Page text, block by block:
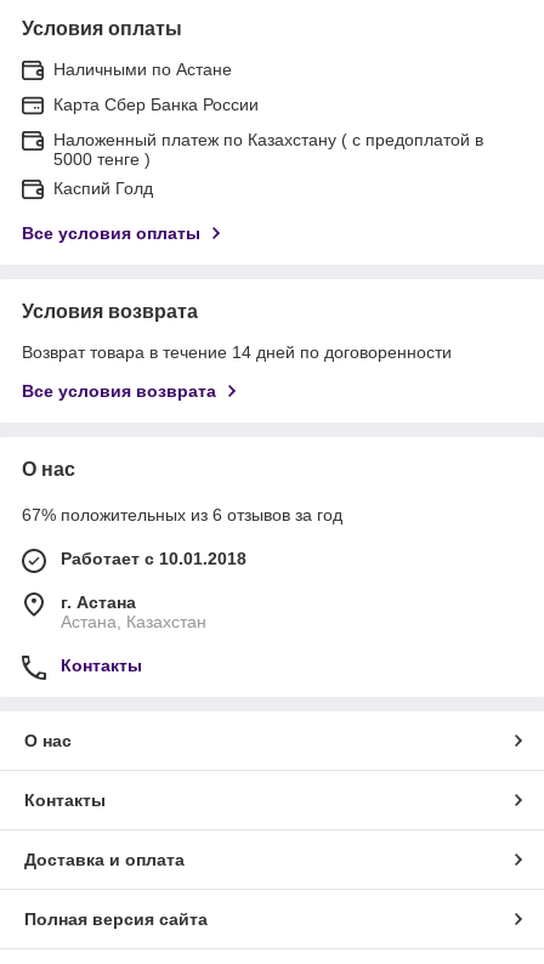
Условия оплаты
Наличными по Астане
Карта Сбер Банка России
Наложенный платеж по Казахстану ( с предоплатой в
5000 тенге )
Каспий Голд
Все условия оплаты
Условия возврата
Возврат товара в течение 14 дней по договоренности
Все условия возврата
О нас
67% положительных из 6 отзывов за год
Работает с 10.01.2018
г. Астана
Астана, Казахстан
Контакты
О нас
Контакты
Доставка и оплата
Полная версия сайта